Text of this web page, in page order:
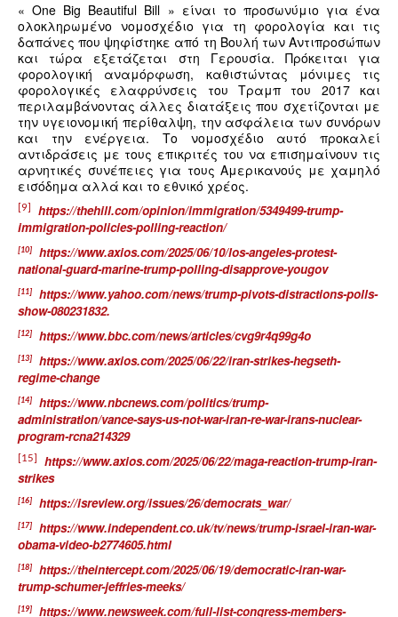
« One Big Beautiful Bill » είναι το προσωνύμιο για ένα
ολοκληρωμένο νομοσχέδιο για τη φορολογία και τις
δαπάνες που ψηφίστηκε από τη Βουλή των Αντιπροσώπων
και τώρα εξετάζεται στη Γερουσία. Πρόκειται για
φορολογική αναμόρφωση, καθιστώντας μόνιμες τις
φορολογικές ελαφρύνσεις του Τραμπ του 2017 και
περιλαμβάνοντας άλλες διατάξεις που σχετίζονται με
την υγειονομική περίθαλψη, την ασφάλεια των συνόρων
και την ενέργεια. Το νομοσχέδιο αυτό προκαλεί
αντιδράσεις με τους επικριτές του να επισημαίνουν τις
αρνητικές συνέπειες για τους Αμερικανούς με χαμηλό
εισόδημα αλλά και το εθνικό χρέος.
[9]
https://thehill.com/opinion/immigration/5349499-trump-
immigration-policies-polling-reaction/
[10]
https://www.axios.com/2025/06/10/los-angeles-protest-
national-guard-marine-trump-polling-disapprove-yougov
[11]
https://www.yahoo.com/news/trump-pivots-distractions-polls-
show-080231832.
[12] https://www.bbc.com/news/articles/cvg9r4q99g4o
[13]
https://www.axios.com/2025/06/22/iran-strikes-hegseth-
regime-change
[14]
https://www.nbcnews.com/politics/trump-
administration/vance-says-us-not-war-iran-re-war-irans-nuclear-
program-rcna214329
[15]
https://www.axios.com/2025/06/22/maga-reaction-trump-iran-
strikes
[16] https://isreview.org/issues/26/democrats_war/
[17]
https://www.independent.co.uk/tv/news/trump-israel-iran-war-
obama-video-b2774605.html
[18]
https://theintercept.com/2025/06/19/democratic-iran-war-
trump-schumer-jeffries-meeks/
[19] https://www.newsweek.com/full-list-congress-members-